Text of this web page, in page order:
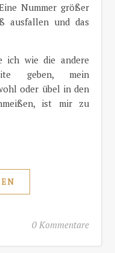
Nummer größer
ausfallen und das
ich wie die andere
geben, mein
oder übel in den
ist mir zu
0 Kommentare